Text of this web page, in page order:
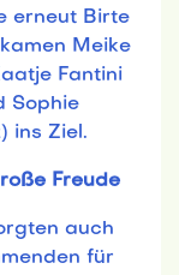
erneut Birte
Meike
Fantini
Sophie
ins Ziel.
Freude
auch
für